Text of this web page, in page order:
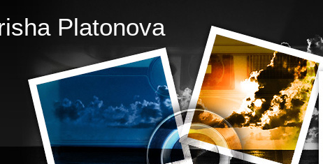
Platonova